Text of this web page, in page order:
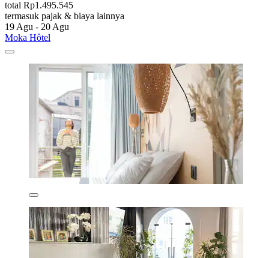
total Rp1.495.545
termasuk pajak & biaya lainnya
19 Agu - 20 Agu
Moka Hôtel